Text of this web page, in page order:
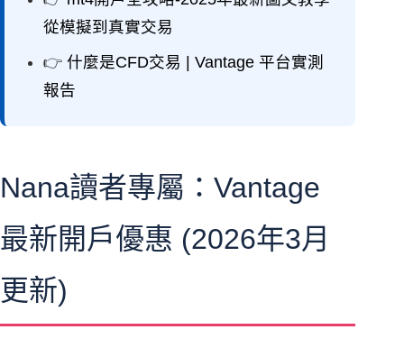
從模擬到真實交易
👉什麼是CFD交易 | Vantage 平台實測
報告
Nana讀者專屬：Vantage
最新開戶優惠 (2026年3月
更新)